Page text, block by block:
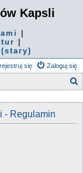
Kapsli
Zaloguj się
się
- Regulamin